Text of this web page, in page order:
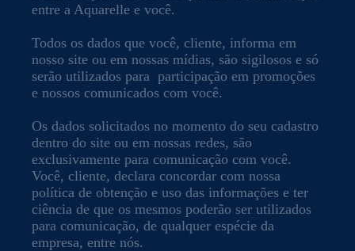
entre a Aquarelle e você.
Todos os dados que você, cliente, informa em
nosso site ou em nossas mídias, são sigilosos e só
serão utilizados para participação em promoções
e nossos comunicados com você.
Os dados solicitados no momento do seu cadastro
dentro do site ou em nossas redes, são
exclusivamente para comunicação com você.
Você, cliente, declara concordar com nossa
política de obtenção e uso das informações e ter
ciência de que os mesmos poderão ser utilizados
para comunicação, de qualquer espécie da
empresa, entre nós.